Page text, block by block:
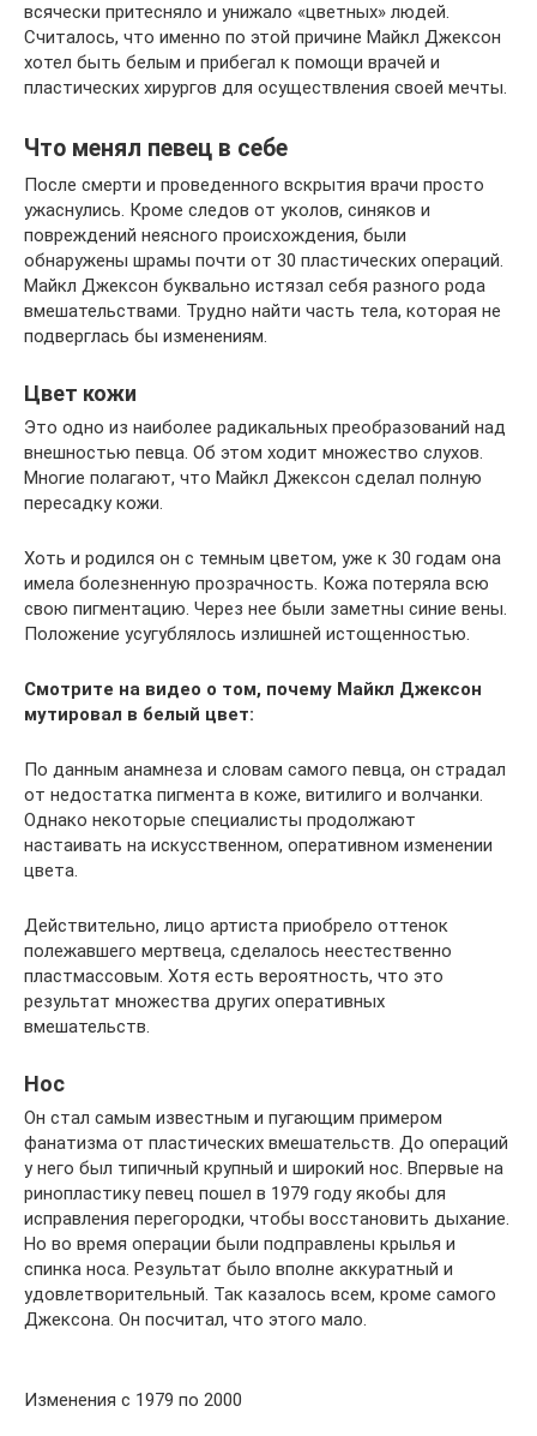
всячески притесняло и унижало «цветных» людей.
Считалось, что именно по этой причине Майкл Джексон
хотел быть белым и прибегал к помощи врачей и
пластических хирургов для осуществления своей мечты.
Что менял певец в себе
После смерти и проведенного вскрытия врачи просто
ужаснулись. Кроме следов от уколов, синяков и
повреждений неясного происхождения, были
обнаружены шрамы почти от 30 пластических операций.
Майкл Джексон буквально истязал себя разного рода
вмешательствами. Трудно найти часть тела, которая не
подверглась бы изменениям.
Цвет кожи
Это одно из наиболее радикальных преобразований над
внешностью певца. Об этом ходит множество слухов.
Многие полагают, что Майкл Джексон сделал полную
пересадку кожи.
Хоть и родился он с темным цветом, уже к 30 годам она
имела болезненную прозрачность. Кожа потеряла всю
свою пигментацию. Через нее были заметны синие вены.
Положение усугублялось излишней истощенностью.
Смотрите на видео о том, почему Майкл Джексон
мутировал в белый цвет:
По данным анамнеза и словам самого певца, он страдал
от недостатка пигмента в коже, витилиго и волчанки.
Однако некоторые специалисты продолжают
настаивать на искусственном, оперативном изменении
цвета.
Действительно, лицо артиста приобрело оттенок
полежавшего мертвеца, сделалось неестественно
пластмассовым. Хотя есть вероятность, что это
результат множества других оперативных
вмешательств.
Нос
Он стал самым известным и пугающим примером
фанатизма от пластических вмешательств. До операций
у него был типичный крупный и широкий нос. Впервые на
ринопластику певец пошел в 1979 году якобы для
исправления перегородки, чтобы восстановить дыхание.
Но во время операции были подправлены крылья и
спинка носа. Результат было вполне аккуратный и
удовлетворительный. Так казалось всем, кроме самого
Джексона. Он посчитал, что этого мало.
Изменения с 1979 по 2000